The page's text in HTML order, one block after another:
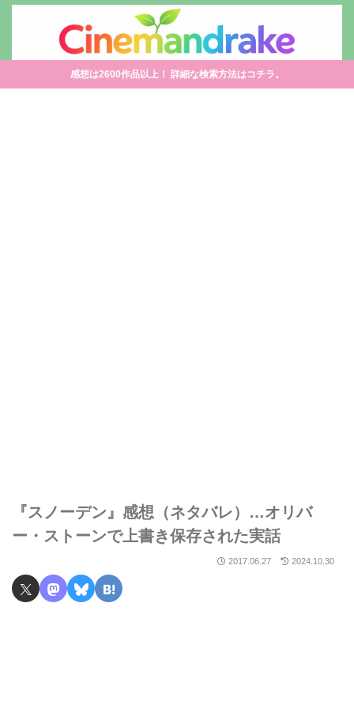
感想は2600作品以上！ 詳細な検索方法はコチラ。
『スノーデン』感想（ネタバレ）…オリバ
ー・ストーンで上書き保存された実話
2017.06.27 2024.10.30